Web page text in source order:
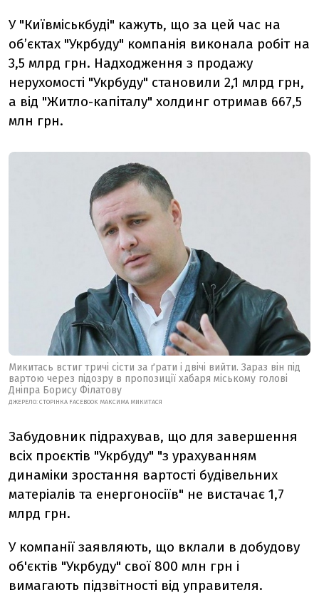
У "Київміськбуді" кажуть, що за цей час на
об’єктах "Укрбуду" компанія виконала робіт на
3,5 млрд грн. Надходження з продажу
нерухомості "Укрбуду" становили 2,1 млрд грн,
а від "Житло-капіталу" холдинг отримав 667,5
млн грн.
Микитась встиг тричі сісти за ґрати і двічі вийти. Зараз він під
вартою через підозру в пропозиції хабаря міському голові
Дніпра Борису Філатову
ДЖЕРЕЛО: СТОРІНКА FACEBOOK МАКСИМА МИКИТАСЯ
Забудовник підрахував, що для завершення
всіх проєктів "Укрбуду" "з урахуванням
динаміки зростання вартості будівельних
матеріалів та енергоносіїв" не вистачає 1,7
млрд грн.
У компанії заявляють, що вклали в добудову
об'єктів "Укрбуду" свої 800 млн грн і
вимагають підзвітності від управителя.